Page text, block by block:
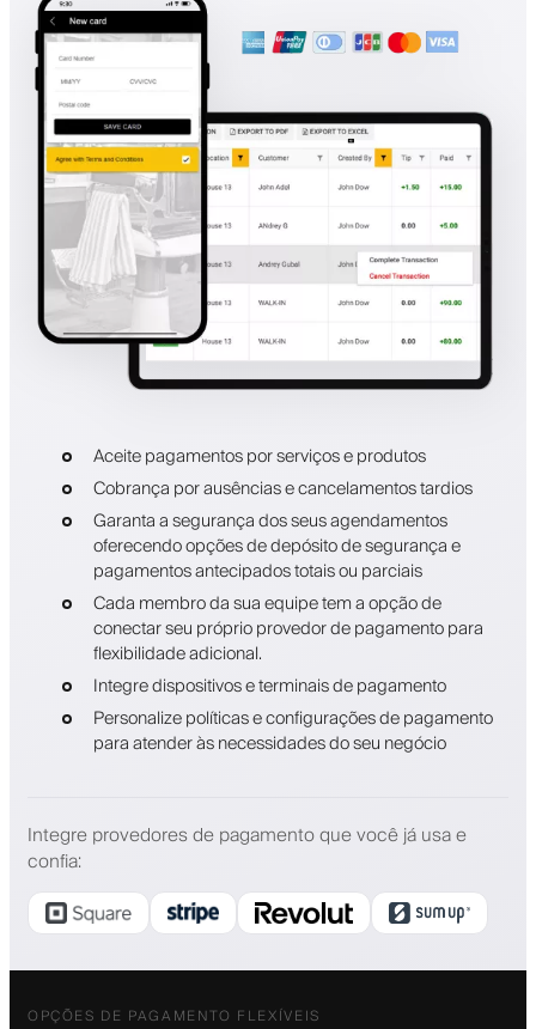
Aceite pagamentos por serviços e produtos
Cobrança por ausências e cancelamentos tardios
Garanta a segurança dos seus agendamentos
oferecendo opções de depósito de segurança e
pagamentos antecipados totais ou parciais
Cada membro da sua equipe tem a opção de
conectar seu próprio provedor de pagamento para
flexibilidade adicional.
Integre dispositivos e terminais de pagamento
Personalize políticas e configurações de pagamento
para atender às necessidades do seu negócio
Integre provedores de pagamento que você já usa e
confia:
OPÇÕES DE PAGAMENTO FLEXÍVEIS